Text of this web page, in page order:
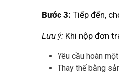
Bước 3: Tiếp đến,
Lưu ý: Khi nộp đơn
Yêu cầu hoàn
Thay thế bằng